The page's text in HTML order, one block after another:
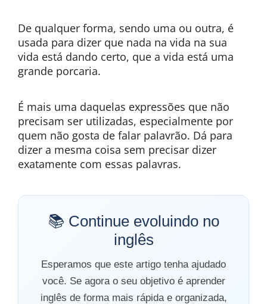
De qualquer forma, sendo uma ou outra, é
usada para dizer que nada na vida na sua
vida está dando certo, que a vida está uma
grande porcaria.
É mais uma daquelas expressões que não
precisam ser utilizadas, especialmente por
quem não gosta de falar palavrão. Dá para
dizer a mesma coisa sem precisar dizer
exatamente com essas palavras.
📚 Continue evoluindo no
inglês
Esperamos que este artigo tenha ajudado
você. Se agora o seu objetivo é aprender
inglês de forma mais rápida e organizada,